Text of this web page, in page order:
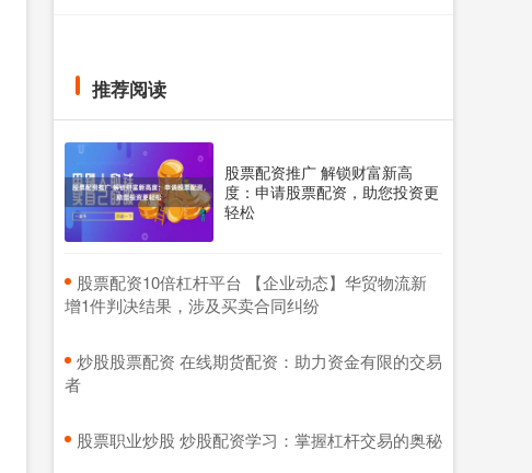
推荐阅读
股票配资推广 解锁财富新高
度：申请股票配资，助您投资更
轻松
​股票配资10倍杠杆平台 【企业动态】华贸物流新
增1件判决结果，涉及买卖合同纠纷
​炒股股票配资 在线期货配资：助力资金有限的交易
者
​股票职业炒股 炒股配资学习：掌握杠杆交易的奥秘